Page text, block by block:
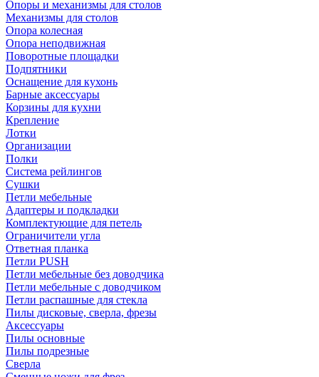
Опоры и механизмы для столов
Механизмы для столов
Опора колесная
Опора неподвижная
Поворотные площадки
Подпятники
Оснащение для кухонь
Барные аксессуары
Корзины для кухни
Крепление
Лотки
Организации
Полки
Система рейлингов
Сушки
Петли мебельные
Адаптеры и подкладки
Комплектующие для петель
Ограничители угла
Ответная планка
Петли PUSH
Петли мебельные без доводчика
Петли мебельные с доводчиком
Петли распашные для стекла
Пилы дисковые, сверла, фрезы
Аксессуары
Пилы основные
Пилы подрезные
Сверла